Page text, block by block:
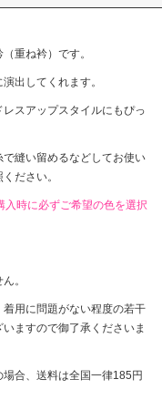
重ね衿）です。
出してくれます。
スアップスタイルにもぴっ
縫い留めるなどしてお使い
ださい。
時に必ずご希望の色を選択
。
用に問題がない程度の若干
ますので御了承くださいま
場合、送料は全国一律185円